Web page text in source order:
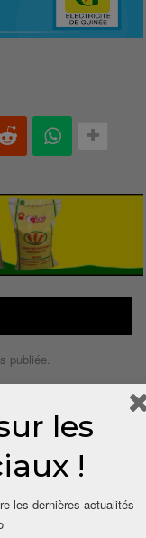
publiée.
les
!
les dernières actualités